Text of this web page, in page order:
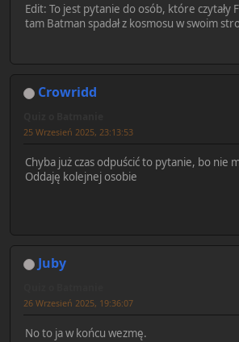
Edit: To jest pytanie do osób, które czytały
tam Batman spadał z kosmosu w swoim
Crowridd
25 Wrzesień 2025, 23:13:53
Chyba już czas odpuścić to pytanie, bo nie
Oddaję kolejnej osobie
Juby
26 Wrzesień 2025, 19:36:07
No to ja w końcu wezmę.